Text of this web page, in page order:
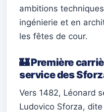
ambitions
ingénierie et en
les fêtes de cour.
🏰 Première
service des
Vers 1482, Léonard
Ludovico Sforza,